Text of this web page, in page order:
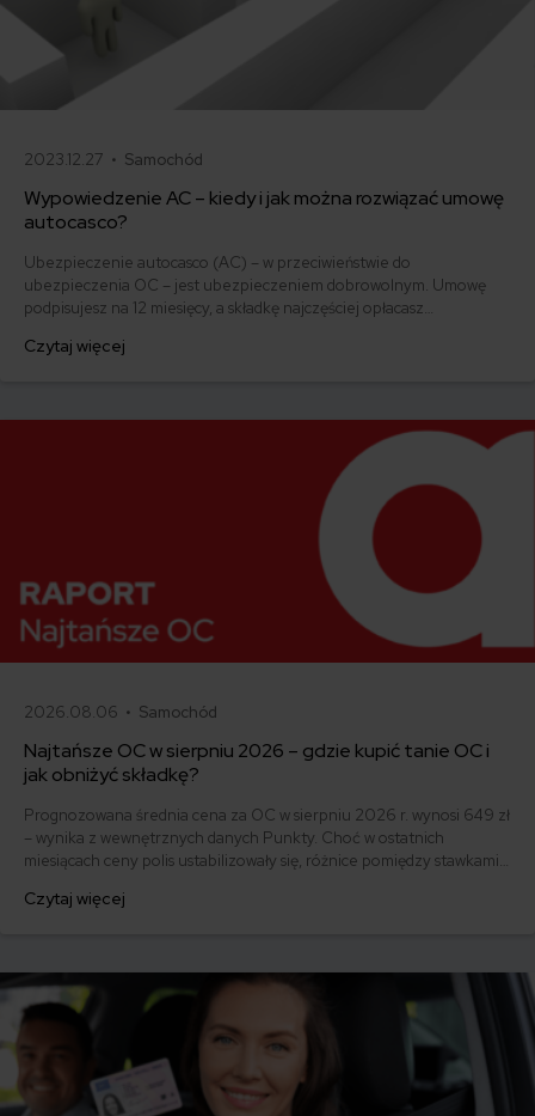
2023.12.27 • Samochód
Wypowiedzenie AC – kiedy i jak można rozwiązać umowę
autocasco?
Ubezpieczenie autocasco (AC) – w przeciwieństwie do
ubezpieczenia OC – jest ubezpieczeniem dobrowolnym. Umowę
podpisujesz na 12 miesięcy, a składkę najczęściej opłacasz
ofertę lub zdecydowałeś się sprzedać samochód w trakcie trwania
Czytaj więcej
2026.08.06 • Samochód
Najtańsze OC w sierpniu 2026 – gdzie kupić tanie OC i
jak obniżyć składkę?
Prognozowana średnia cena za OC w sierpniu 2026 r. wynosi 649 zł
– wynika z wewnętrznych danych Punkty. Choć w ostatnich
miesiącach ceny polis ustabilizowały się, różnice pomiędzy stawkami
500 zł, inni – powyżej 1500 zł. Gdzie znaleźć najtańsze OC w Polsce
Czytaj więcej